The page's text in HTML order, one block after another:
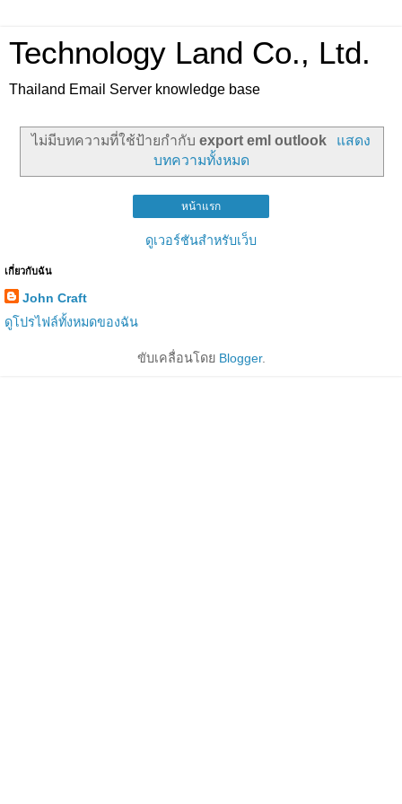
Technology Land Co., Ltd.
Thailand Email Server knowledge base
ไม่มีบทความที่ใช้ป้ายกำกับexport eml outlook
แสดง
บทความทั้งหมด
หน้าแรก
ดูเวอร์ชันสำหรับเว็บ
เกี่ยวกับฉัน
John Craft
ดูโปรไฟล์ทั้งหมดของฉัน
ขับเคลื่อนโดย Blogger.